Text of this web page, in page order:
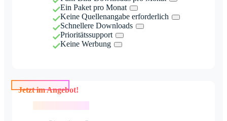
Ein Paket pro Monat
Keine Quellenangabe erforderlich
Schnellere Downloads
Prioritätssupport
Keine Werbung
Jetzt im Angebot!